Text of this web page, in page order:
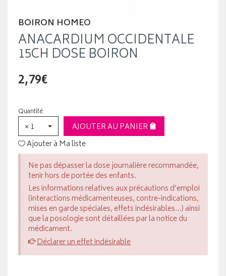
BOIRON HOMEO
ANACARDIUM OCCIDENTALE
15CH DOSE BOIRON
2,79€
Quantité
× 1
AJOUTER AU PANIER
Ajouter à Ma liste
Ne pas dépasser la dose journalière recommandée,
tenir hors de portée des enfants.
Les informations relatives aux précautions d’emploi
(interactions médicamenteuses, contre-indications,
mises en garde spéciales, effets indésirables...) ainsi
que la posologie sont détaillées par la notice du
médicament.
Déclarer un effet indésirable